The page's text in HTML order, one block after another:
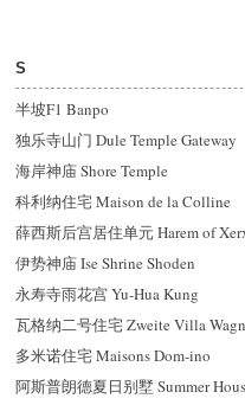
S
半坡F1 Banpo
独乐寺山门 Dule Temple Gateway
海岸神庙 Shore Temple
科利纳住宅 Maison de la Colline
薛西斯后宫居住单元 Harem of
伊势神庙 Ise Shrine Shoden
永寿寺雨花宫 Yu-Hua Kung
瓦格纳二号住宅 Zweite Villa
多米诺住宅 Maisons Dom-ino
阿斯普朗德夏日别墅 Summer